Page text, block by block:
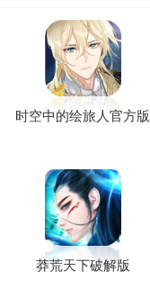
时空中的绘旅人官方版
莽荒天下破解版